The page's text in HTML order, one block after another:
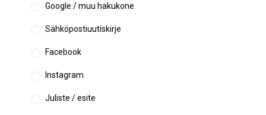
Google / muu hakukone
Sähköpostiuutiskirje
Facebook
Instagram
Juliste / esite